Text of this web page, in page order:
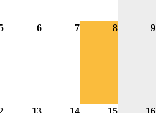
6 7 8 9
13 14 15 16